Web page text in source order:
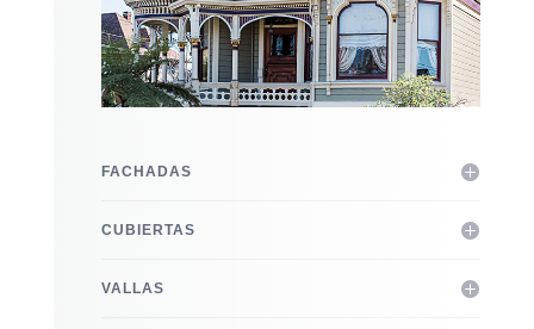
FACHADAS
CUBIERTAS
VALLAS